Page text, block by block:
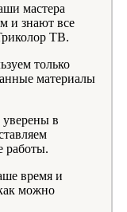
мастера
и знают все
ТВ.
только
материалы
в
работы.
время и
можно